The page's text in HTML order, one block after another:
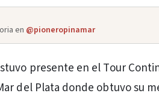
en @pioneropinamar
presente en el Tour
del Plata donde obtuvo su